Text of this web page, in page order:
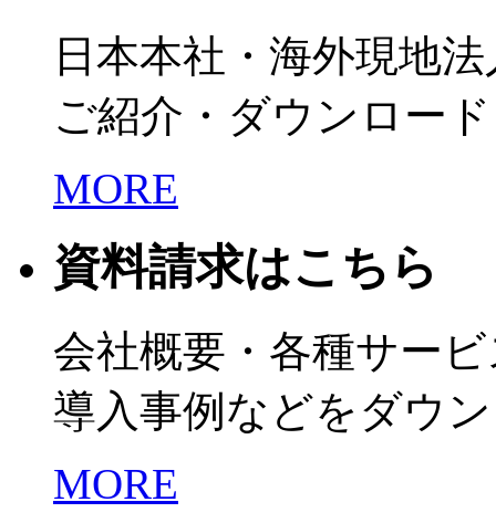
日本本社・海外現地
ご紹介・ダウンロード
MORE
資料請求はこちら
会社概要・各種サー
導入事例などをダウ
MORE